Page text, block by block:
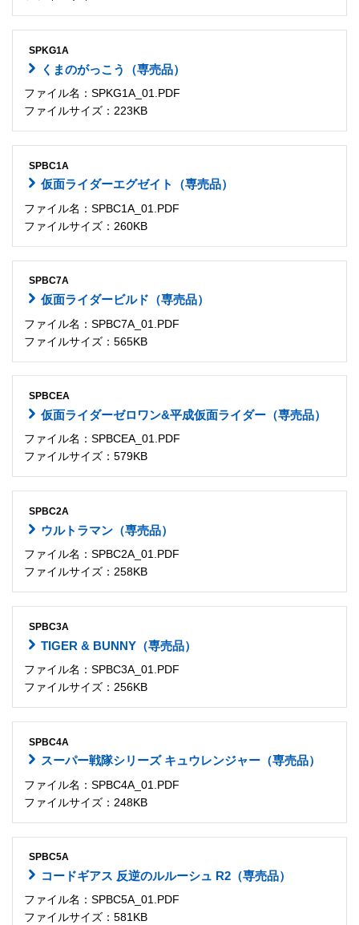
SPKG1A
くまのがっこう（専売品）
ファイル名：SPKG1A_01.PDF
ファイルサイズ：223KB
SPBC1A
仮面ライダーエグゼイト（専売品）
ファイル名：SPBC1A_01.PDF
ファイルサイズ：260KB
SPBC7A
仮面ライダービルド（専売品）
ファイル名：SPBC7A_01.PDF
ファイルサイズ：565KB
SPBCEA
仮面ライダーゼロワン&平成仮面ライダー（専売品）
ファイル名：SPBCEA_01.PDF
ファイルサイズ：579KB
SPBC2A
ウルトラマン（専売品）
ファイル名：SPBC2A_01.PDF
ファイルサイズ：258KB
SPBC3A
TIGER & BUNNY（専売品）
ファイル名：SPBC3A_01.PDF
ファイルサイズ：256KB
SPBC4A
スーパー戦隊シリーズ キュウレンジャー（専売品）
ファイル名：SPBC4A_01.PDF
ファイルサイズ：248KB
SPBC5A
コードギアス 反逆のルルーシュ R2（専売品）
ファイル名：SPBC5A_01.PDF
ファイルサイズ：581KB